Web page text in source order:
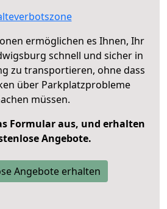
ermöglichen es Ihnen, Ihr
schnell und sicher in
zu transportieren, ohne dass
über Parkplatzprobleme
müssen.
Formular aus, und erhalten
Angebote.
Angebote erhalten